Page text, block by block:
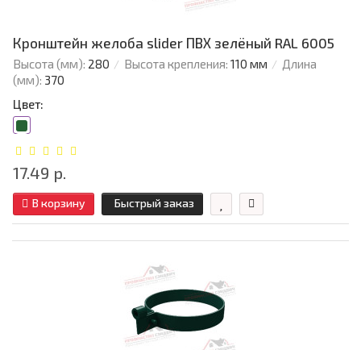
Кронштейн желоба slider ПВХ зелёный RAL 6005
Высота (мм): 280 Высота крепления: 110 мм
Длина
(мм): 370
Цвет:
17.49 р.
В корзину Быстрый заказ